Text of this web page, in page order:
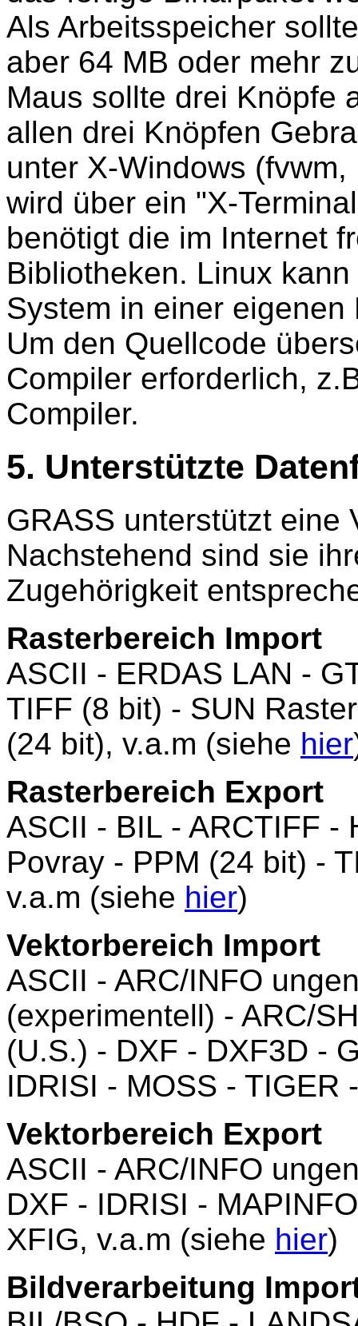
Als Arbeitsspeicher
aber 64 MB oder mehr
Maus sollte drei Knöpfe
allen drei Knöpfen
unter X-Windows
wird über ein "X-
benötigt die im Internet
Bibliotheken. Linux
System in einer
Um den Quellcode
Compiler erforderlich,
Compiler.
5. Unterstützte
GRASS unterstützt eine
Nachstehend sind sie
Zugehörigkeit
Rasterbereich Import
ASCII - ERDAS LAN -
TIFF (8 bit) - SUN
(24 bit), v.a.m (siehe hier
Rasterbereich Export
ASCII - BIL - ARCTIFF -
Povray - PPM (24 bit) -
v.a.m (siehe hier)
Vektorbereich Import
ASCII - ARC/INFO
(experimentell) - ARC/
(U.S.) - DXF - DXF3D -
IDRISI - MOSS -
Vektorbereich Export
ASCII - ARC/INFO
DXF - IDRISI -
XFIG, v.a.m (siehe hier)
Bildverarbeitung